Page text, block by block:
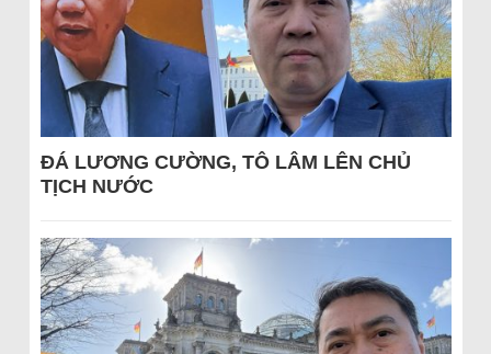
ĐÁ LƯƠNG CƯỜNG, TÔ LÂM LÊN CHỦ
TỊCH NƯỚC